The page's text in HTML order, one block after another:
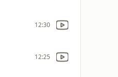
12:30
12:25